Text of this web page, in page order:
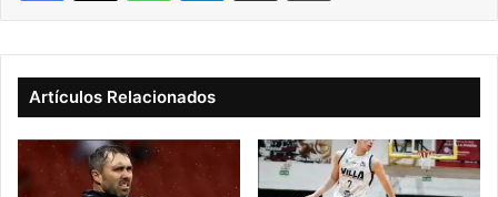
Artículos Relacionados